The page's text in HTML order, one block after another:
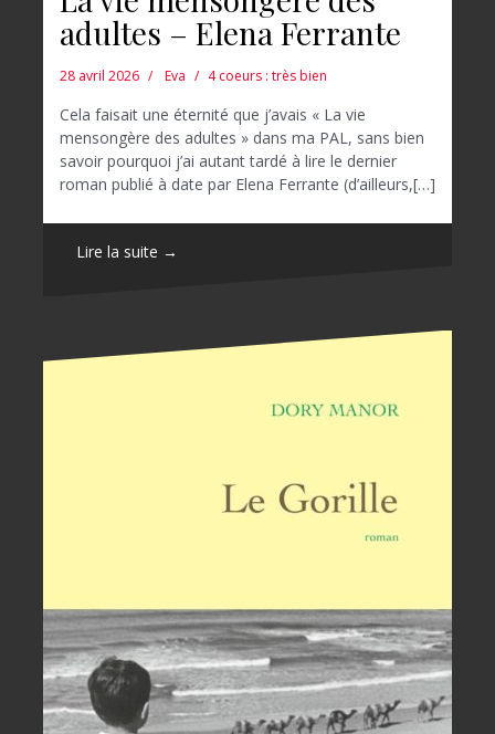
adultes – Elena Ferrante
28 avril 2026 Eva 4 coeurs : très bien
Cela faisait une éternité que j’avais « La vie
mensongère des adultes » dans ma PAL, sans bien
savoir pourquoi j’ai autant tardé à lire le dernier
roman publié à date par Elena Ferrante (d’ailleurs,[…]
Lire la suite →